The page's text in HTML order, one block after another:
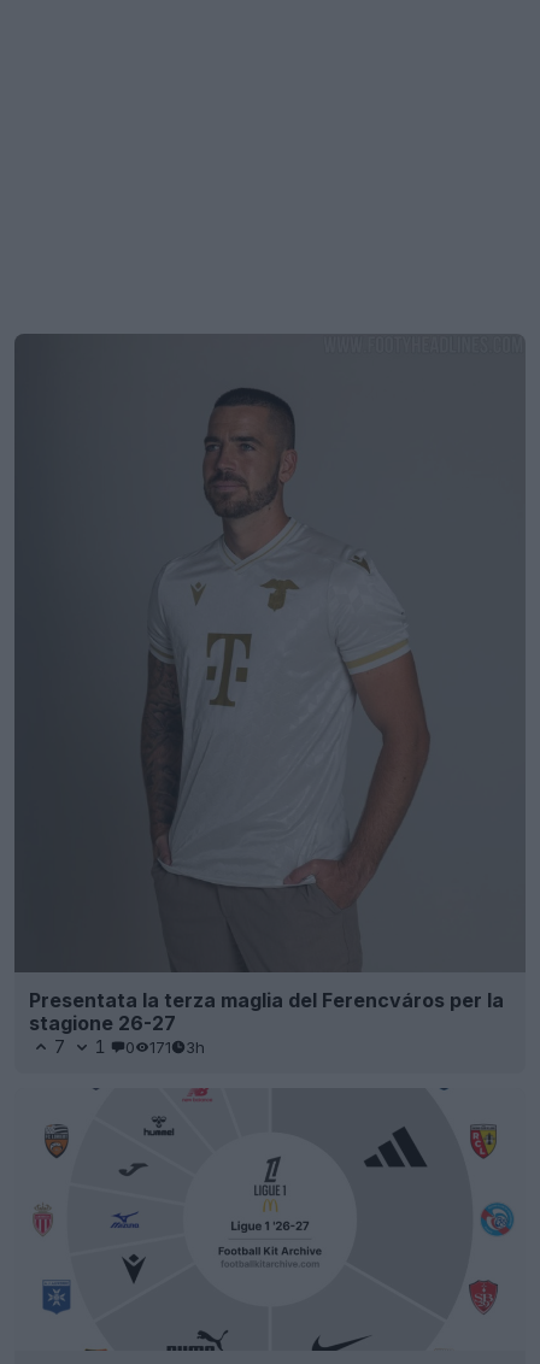
Presentata la terza maglia del Ferencváros per la
stagione 26-27
7 1 0 171 3h